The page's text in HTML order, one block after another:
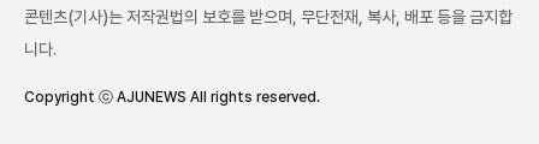
콘텐츠(기사)는 저작권법의 보호를 받으며, 무단전재, 복사, 배포 등을 금지합
니다.
Copyright ⓒ AJUNEWS All rights reserved.